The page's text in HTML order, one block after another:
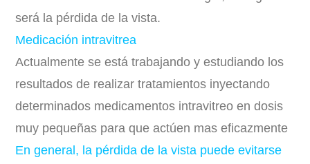
será la pérdida de la vista.
Medicación intravitrea
Actualmente se está trabajando y estudiando los
resultados de realizar tratamientos inyectando
determinados medicamentos intravitreo en dosis
muy pequeñas para que actúen mas eficazmente
En general, la pérdida de la vista puede evitarse